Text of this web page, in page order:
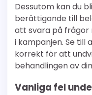
Dessutom kan du
berättigande till
att svara på
i kampanjen. Se till
korrekt för att
behandlingen av
Vanliga fel